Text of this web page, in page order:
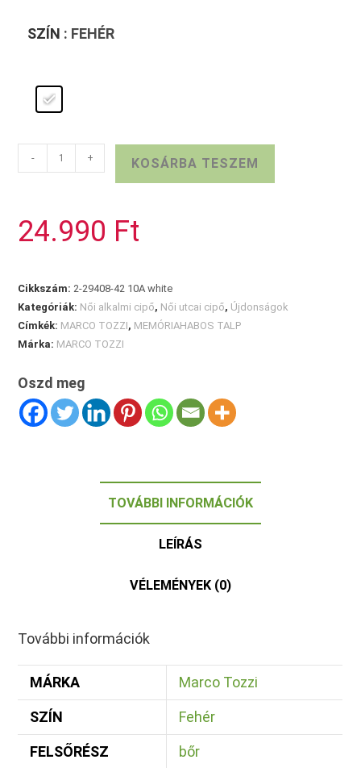
SZÍN : FEHÉR
MARCO
mennyiség
- + KOSÁRBA TESZEM
24.990 Ft
Cikkszám:2-29408-42 10A white
Kategóriák: Női alkalmi cipő, Női utcai cipő, Újdonságok
Címkék: MARCO TOZZI, MEMÓRIAHABOS TALP
Márka: MARCO TOZZI
Oszd meg
TOVÁBBI INFORMÁCIÓK
LEÍRÁS
VÉLEMÉNYEK (0)
További információk
MÁRKA Marco Tozzi
SZÍN Fehér
FELSŐRÉSZ
bőr